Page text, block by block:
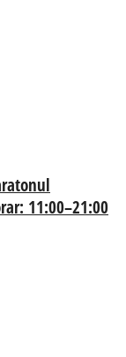
11:00–21:00